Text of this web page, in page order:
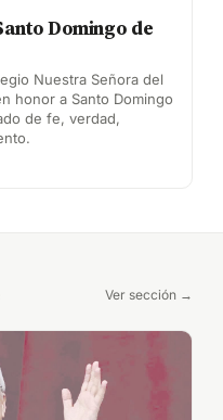
Domingo de
Nuestra Señora del
honor a Santo Domingo
de fe, verdad,
Ver sección →